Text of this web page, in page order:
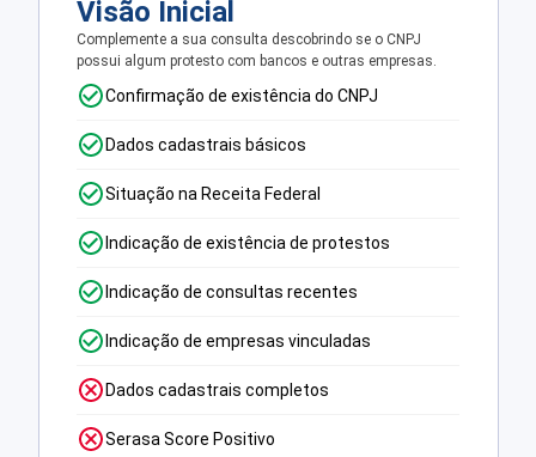
Visão Inicial
Complemente a sua consulta descobrindo se o CNPJ
possui algum protesto com bancos e outras empresas.
Confirmação de existência do CNPJ
Dados cadastrais básicos
Situação na Receita Federal
Indicação de existência de protestos
Indicação de consultas recentes
Indicação de empresas vinculadas
Dados cadastrais completos
Serasa Score Positivo